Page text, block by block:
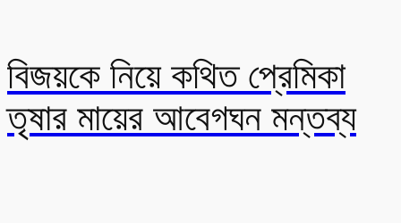
বিজয়কে নিয়ে কথিত প্রেমিকা
তৃষার মায়ের আবেগঘন মন্তব্য